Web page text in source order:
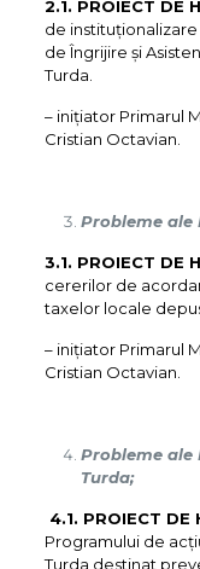
2.1. PROIECT DE
de
de Îngrijire și
Turda.
– iniţiator Primarul
Cristian Octavian.
Probleme ale
3.1. PROIECT DE
cererilor de
taxelor locale
– iniţiator Primarul
Cristian Octavian.
Probleme ale
Turda;
4.1. PROIECT DE
Programului de
Turda destinat